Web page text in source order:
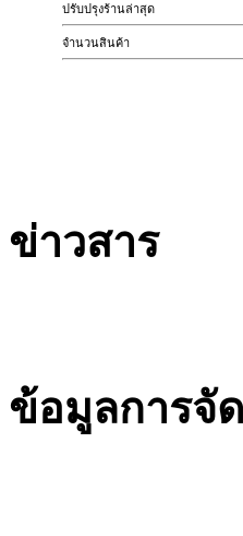
ปรับปรุงร้านล่าสุด
จำนวนสินค้า
ข่าวสาร
ข้อมูลการจั